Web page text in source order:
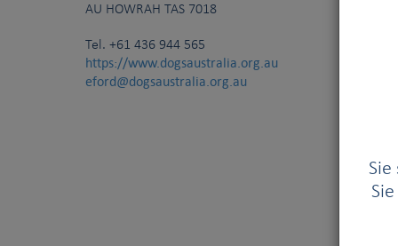
Sie
AU HOWRAH TAS 7018
Tel. +61 436 944 565
https://www.dogsaustralia.org.au
eford@dogsaustralia.org.au